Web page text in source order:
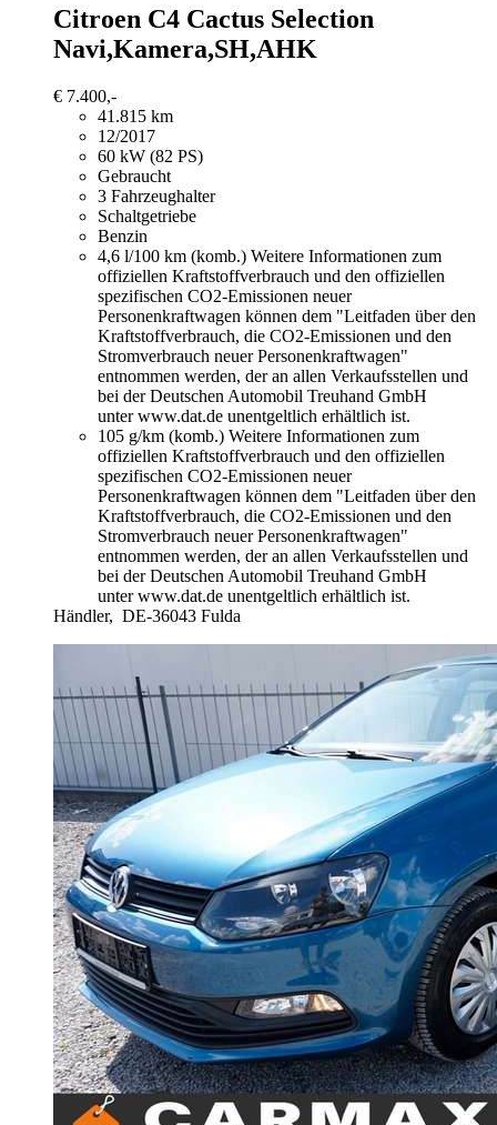
Citroen C4 Cactus Selection
Navi,Kamera,SH,AHK
€ 7.400,-
41.815 km
12/2017
60 kW (82 PS)
Gebraucht
3 Fahrzeughalter
Schaltgetriebe
Benzin
4,6 l/100 km (komb.) Weitere Informationen zum
offiziellen Kraftstoffverbrauch und den offiziellen
spezifischen CO2-Emissionen neuer
Personenkraftwagen können dem "Leitfaden über den
Kraftstoffverbrauch, die CO2-Emissionen und den
Stromverbrauch neuer Personenkraftwagen"
entnommen werden, der an allen Verkaufsstellen und
bei der Deutschen Automobil Treuhand GmbH
unter www.dat.de unentgeltlich erhältlich ist.
105 g/km (komb.) Weitere Informationen zum
offiziellen Kraftstoffverbrauch und den offiziellen
spezifischen CO2-Emissionen neuer
Personenkraftwagen können dem "Leitfaden über den
Kraftstoffverbrauch, die CO2-Emissionen und den
Stromverbrauch neuer Personenkraftwagen"
entnommen werden, der an allen Verkaufsstellen und
bei der Deutschen Automobil Treuhand GmbH
unter www.dat.de unentgeltlich erhältlich ist.
Händler, DE-36043 Fulda